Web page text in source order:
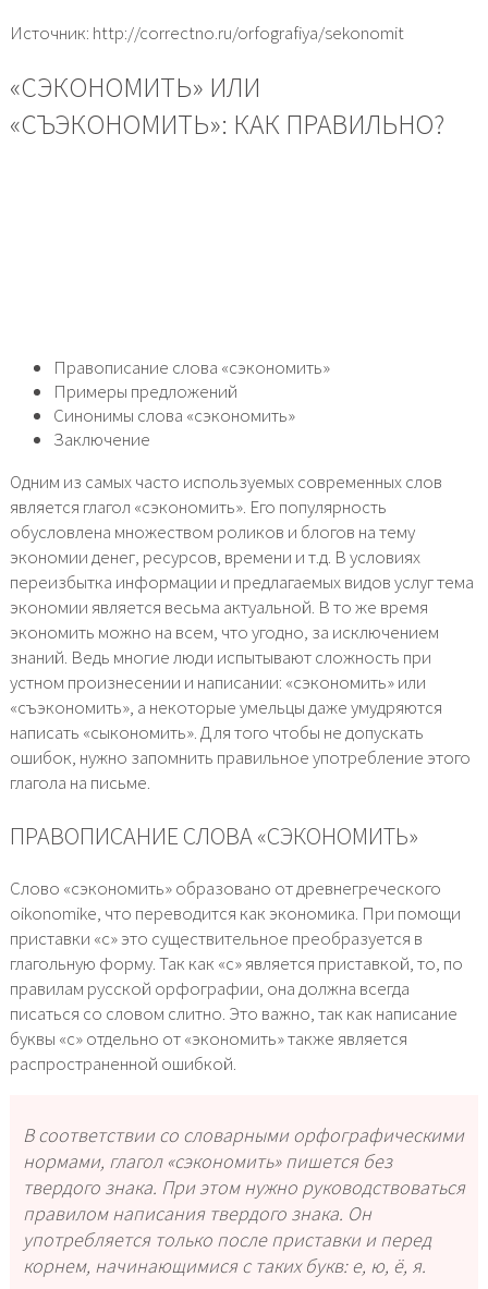
Источник: http://correctno.ru/orfografiya/sekonomit
«СЭКОНОМИТЬ» ИЛИ
«СЪЭКОНОМИТЬ»: КАК ПРАВИЛЬНО?
Правописание слова «сэкономить»
Примеры предложений
Синонимы слова «сэкономить»
Заключение
Одним из самых часто используемых современных слов
является глагол «сэкономить». Его популярность
обусловлена множеством роликов и блогов на тему
экономии денег, ресурсов, времени и т.д. В условиях
переизбытка информации и предлагаемых видов услуг тема
экономии является весьма актуальной. В то же время
экономить можно на всем, что угодно, за исключением
знаний. Ведь многие люди испытывают сложность при
устном произнесении и написании: «сэкономить» или
«съэкономить», а некоторые умельцы даже умудряются
написать «сыкономить». Для того чтобы не допускать
ошибок, нужно запомнить правильное употребление этого
глагола на письме.
ПРАВОПИСАНИЕ СЛОВА «СЭКОНОМИТЬ»
Слово «сэкономить» образовано от древнегреческого
oikonomike, что переводится как экономика. При помощи
приставки «с» это существительное преобразуется в
глагольную форму. Так как «с» является приставкой, то, по
правилам русской орфографии, она должна всегда
писаться со словом слитно. Это важно, так как написание
буквы «с» отдельно от «экономить» также является
распространенной ошибкой.
В соответствии со словарными орфографическими
нормами, глагол «сэкономить» пишется без
твердого знака. При этом нужно руководствоваться
правилом написания твердого знака. Он
употребляется только после приставки и перед
корнем, начинающимися с таких букв: е, ю, ё, я.